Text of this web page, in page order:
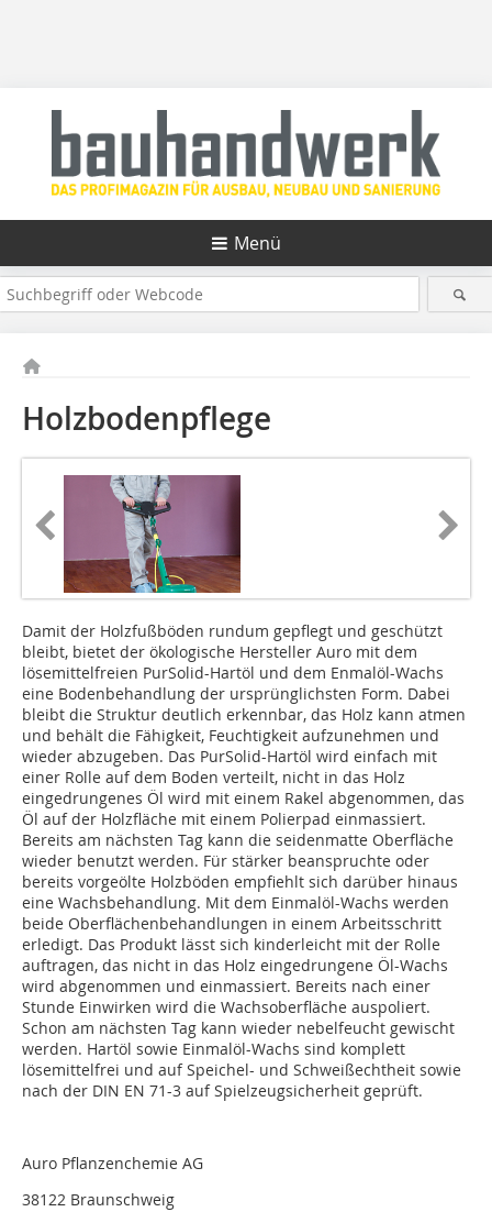
Menü
Holzbodenpflege
Damit der Holzfußböden rundum gepflegt und geschützt
bleibt, bietet der ökologische Hersteller Auro mit dem
lösemittelfreien PurSolid-Hartöl und dem Enmalöl-Wachs
eine Bodenbehandlung der ursprünglichsten Form. Dabei
bleibt die Struktur deutlich erkennbar, das Holz kann atmen
und behält die Fähigkeit, Feuchtigkeit aufzunehmen und
wieder abzugeben. Das PurSolid-Hartöl wird einfach mit
einer Rolle auf dem Boden verteilt, nicht in das Holz
eingedrungenes Öl wird mit einem Rakel abgenommen, das
Öl auf der Holzfläche mit einem Polierpad einmassiert.
Bereits am nächsten Tag kann die seidenmatte Oberfläche
wieder benutzt werden. Für stärker beanspruchte oder
bereits vorgeölte Holzböden empfiehlt sich darüber hinaus
eine Wachsbehandlung. Mit dem Einmalöl-Wachs werden
beide Oberflächenbehandlungen in einem Arbeitsschritt
erledigt. Das Produkt lässt sich kinderleicht mit der Rolle
auftragen, das nicht in das Holz eingedrungene Öl-Wachs
wird abgenommen und einmassiert. Bereits nach einer
Stunde Einwirken wird die Wachsoberfläche auspoliert.
Schon am nächsten Tag kann wieder nebelfeucht gewischt
werden. Hartöl sowie Einmalöl-Wachs sind komplett
lösemittelfrei und auf Speichel- und Schweißechtheit sowie
nach der DIN EN 71-3 auf Spielzeugsicherheit geprüft.
Auro Pflanzenchemie AG
38122 Braunschweig